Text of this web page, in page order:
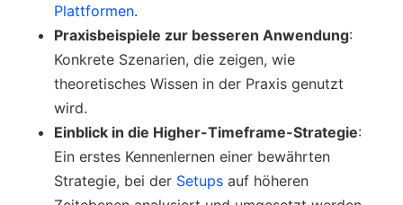
Plattformen.
Praxisbeispiele zur besseren Anwendung:
Konkrete Szenarien, die zeigen, wie
theoretisches Wissen in der Praxis genutzt
wird.
Einblick in die Higher-Timeframe-Strategie:
Ein erstes Kennenlernen einer bewährten
Strategie, bei der Setups auf höheren